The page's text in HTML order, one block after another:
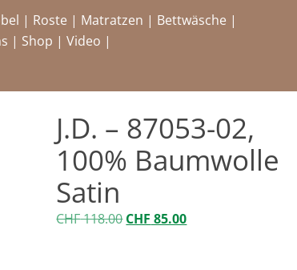
| Roste | Matratzen | Bettwäsche |
| Shop | Video |
J.D. – 87053-02,
100% Baumwolle
Satin
CHF118.00 Ursprünglicher
CHF 85.00Aktueller